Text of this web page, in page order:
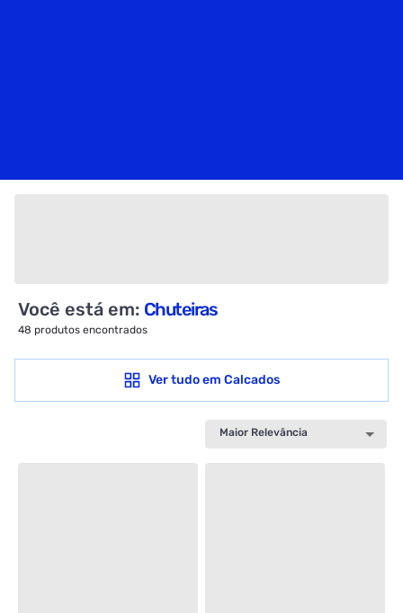
Você está em: Chuteiras
48 produtos encontrados
Ver tudo em Calcados
Maior Relevância